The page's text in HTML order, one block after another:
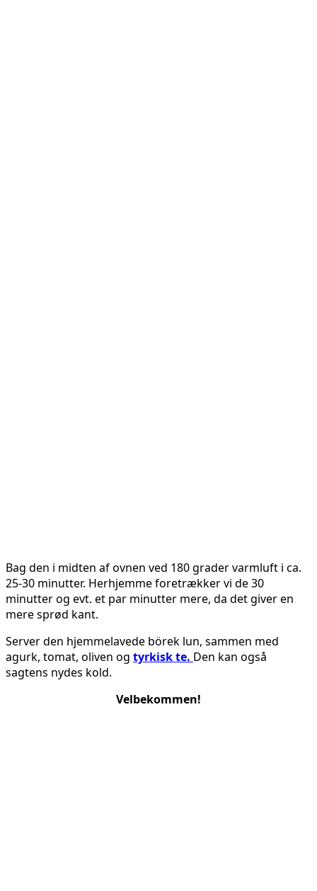
Bag den i midten af ovnen ved 180 grader varmluft i ca.
25-30 minutter. Herhjemme foretrækker vi de 30
minutter og evt. et par minutter mere, da det giver en
mere sprød kant.
Server den hjemmelavede börek lun, sammen med
agurk, tomat, oliven og tyrkisk te. Den kan også
sagtens nydes kold.
Velbekommen!